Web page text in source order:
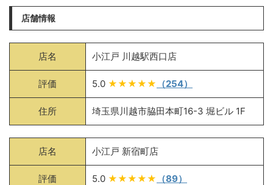
店舗情報
店名 小江戸 川越駅西口店
評価 5.0 ★★★★★ （254）
住所 埼玉県川越市脇田本町16-3 堀ビル 1F
店名 小江戸 新宿町店
評価 5.0 ★★★★★ （89）